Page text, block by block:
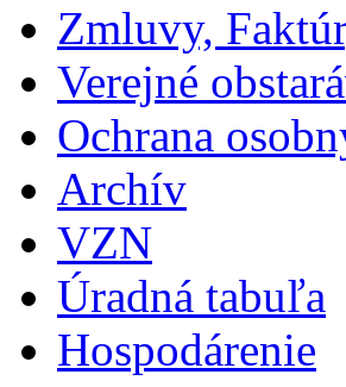
Zmluvy,
Verejné
Ochrana
Archív
VZN
Úradná tabuľa
Hospodárenie